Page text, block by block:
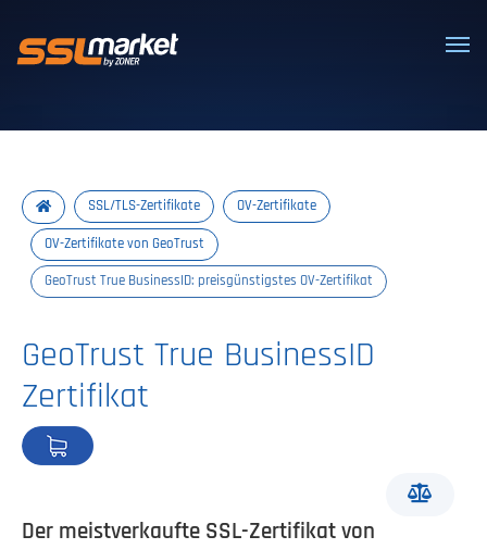
Vertrauenswürdige SSL/TLS-
SSL/TLS-Zertifikate OV-Zertifikate
OV-Zertifikate von GeoTrust
GeoTrust True BusinessID: preisgünstigstes OV-Zertifikat
GeoTrust True BusinessID
Zertifikat
Der meistverkaufte SSL-Zertifikat von